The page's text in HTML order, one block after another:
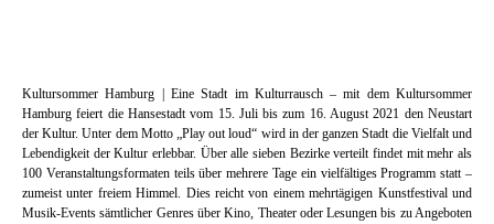
Kultursommer Hamburg | Eine Stadt im Kulturrausch – mit dem Kultursommer
Hamburg feiert die Hansestadt vom 15. Juli bis zum 16. August 2021 den Neustart
der Kultur. Unter dem Motto „Play out loud“ wird in der ganzen Stadt die Vielfalt und
Lebendigkeit der Kultur erlebbar. Über alle sieben Bezirke verteilt findet mit mehr als
100 Veranstaltungsformaten teils über mehrere Tage ein vielfältiges Programm statt –
zumeist unter freiem Himmel. Dies reicht von einem mehrtägigen Kunstfestival und
Musik-Events sämtlicher Genres über Kino, Theater oder Lesungen bis zu Angeboten